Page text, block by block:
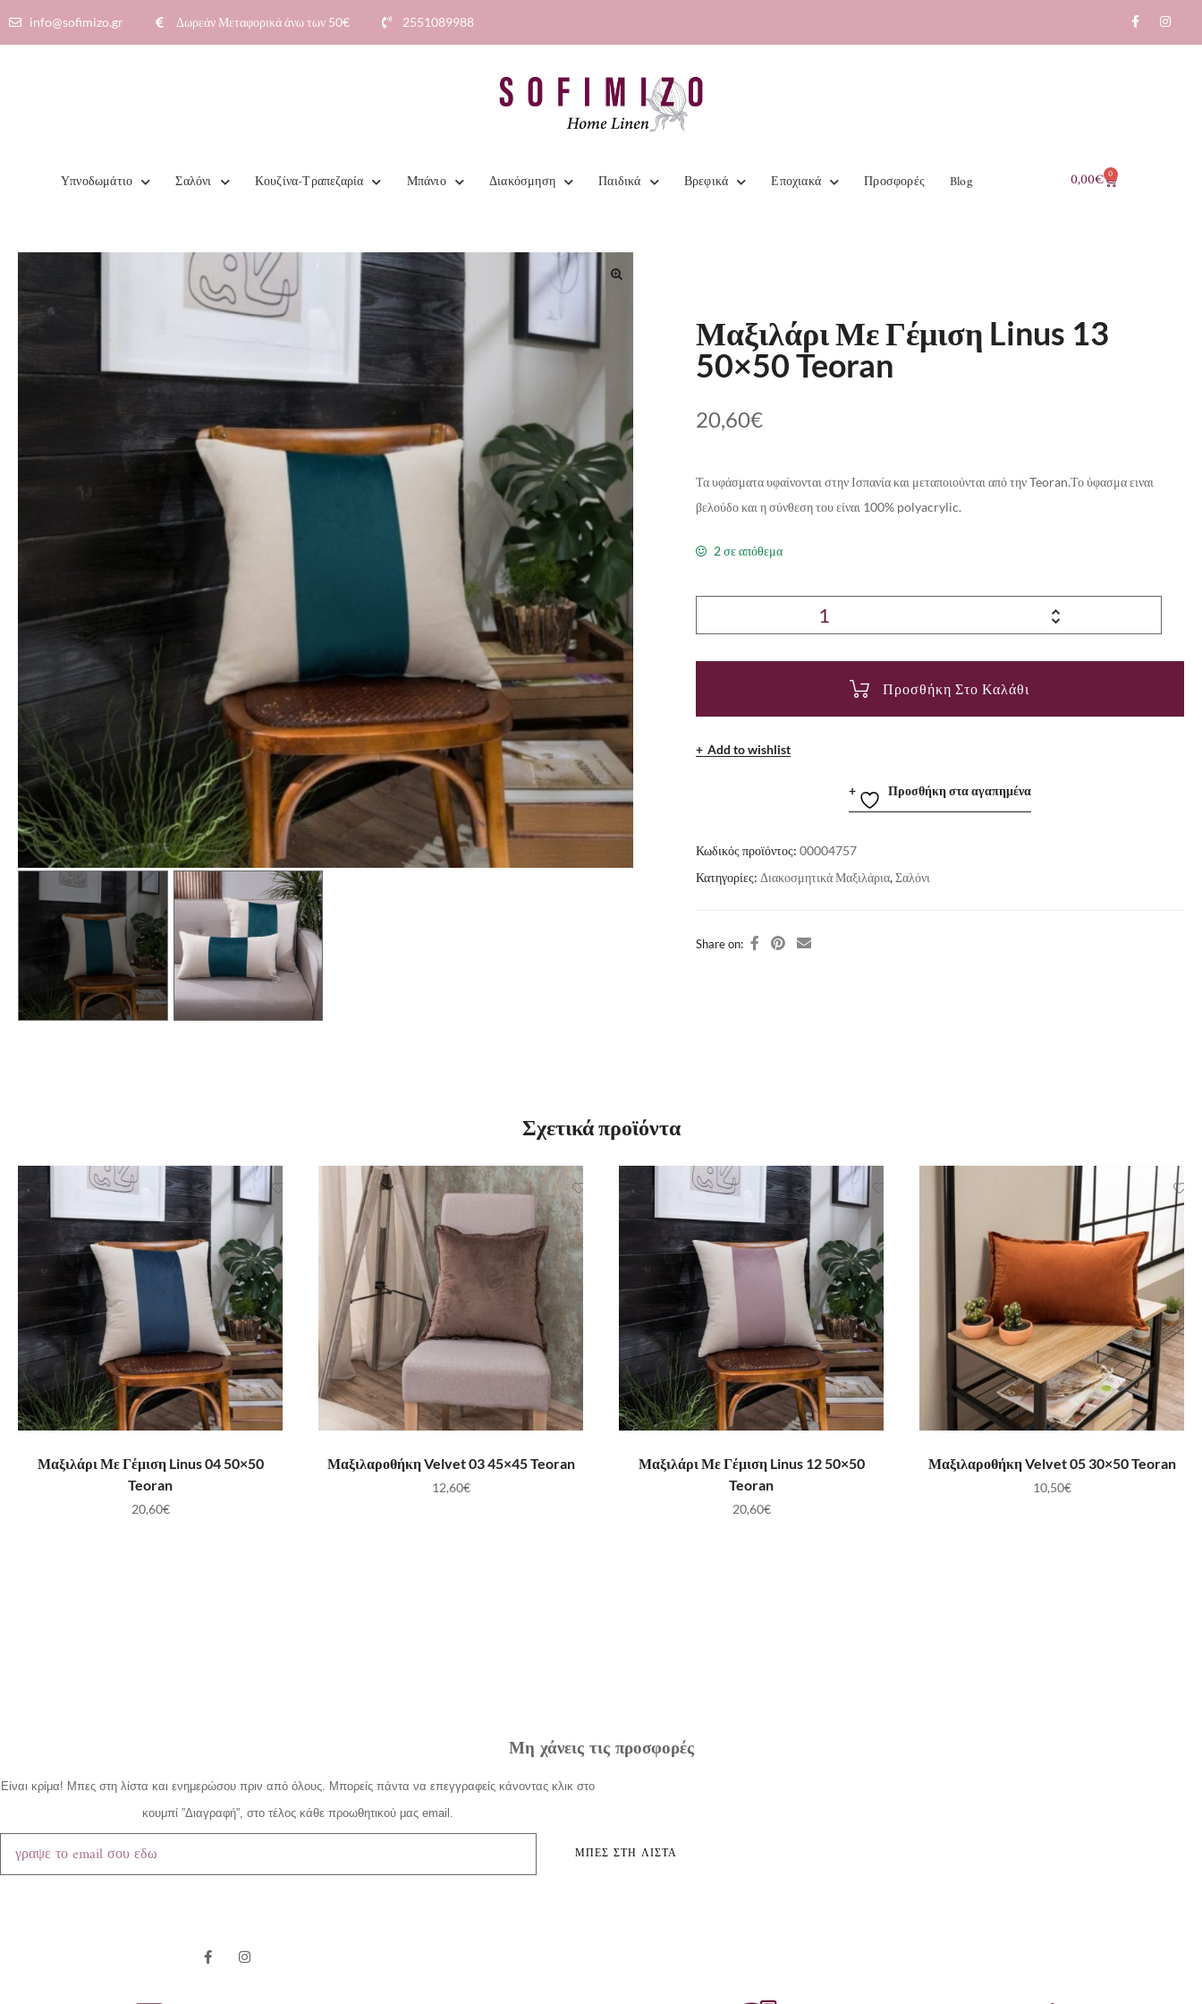
info@sofimizo.gr Δωρεάν Μεταφορικά άνω των 50€​ 2551089988
Υπνοδωμάτιο Σαλόνι Κουζίνα-Τραπεζαρία Μπάνιο Διακόσμηση Παιδικά Βρεφικά Εποχιακά Προσφορές Blog 0,00€ 0
Μαξιλάρι Με Γέμιση Linus 13
50×50 Teoran
20,60€
Τα υφάσματα υφαίνονται στην Ισπανία και μεταποιούνται από την Teoran.Το ύφασμα ειναι
βελούδο και η σύνθεση του είναι 100% polyacrylic.
2 σε απόθεμα
Προσθήκη Στο Καλάθι
Add to wishlist
Προσθήκη στα αγαπημένα
Κωδικός προϊόντος: 00004757
Κατηγορίες: Διακοσμητικά Μαξιλάρια,Σαλόνι
Share on:
Σχετικά προϊόντα
ΠΡΟΣΘΉΚΗ ΣΤΟ ΚΑΛΆΘΙ
Μαξιλάρι Με Γέμιση Linus 04 50×50
Teoran
20,60€
ΠΡΟΣΘΉΚΗ ΣΤΟ ΚΑΛΆΘΙ
Μαξιλαροθήκη Velvet 03 45×45 Teoran
12,60€
ΠΡΟΣΘΉΚΗ ΣΤΟ ΚΑΛΆΘΙ
Μαξιλάρι Με Γέμιση Linus 12 50×50
Teoran
20,60€
ΠΡΟΣΘΉΚΗ ΣΤΟ ΚΑΛΆΘΙ
Μαξιλαροθήκη Velvet 05 30×50 Teoran
10,50€
Μη χάνεις τις προσφορές
Είναι κρίμα! Μπες στη λίστα και ενημερώσου πριν από όλους. Μπορείς πάντα να επεγγραφείς κάνοντας κλικ στο
κουμπί ”Διαγραφή”, στο τέλος κάθε προωθητικού μας email.
ΜΠΕΣ ΣΤΗ ΛΙΣΤΑ